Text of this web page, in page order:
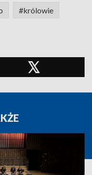
#królowie